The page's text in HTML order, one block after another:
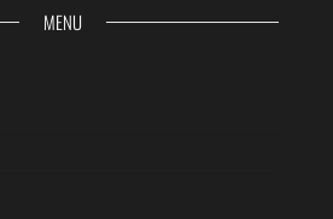
MENU